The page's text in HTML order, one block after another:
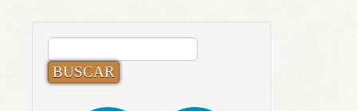
BUSCAR: